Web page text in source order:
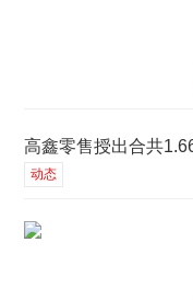
高鑫零售授出合共
动态